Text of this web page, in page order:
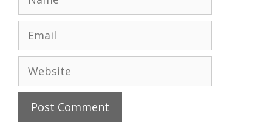
Email
Website